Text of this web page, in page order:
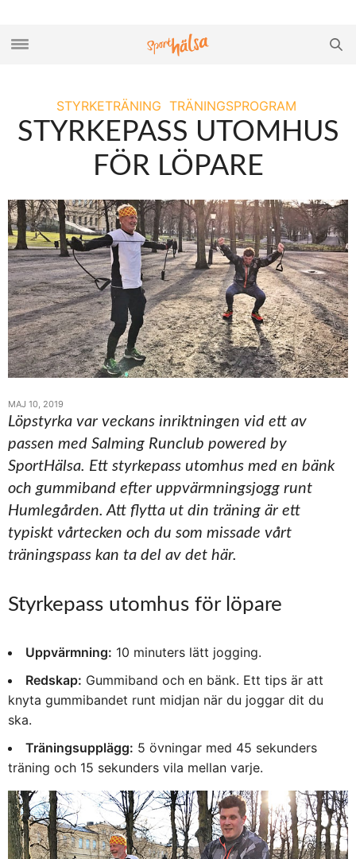
STYRKETRÄNING TRÄNINGSPROGRAM
STYRKEPASS UTOMHUS
FÖR LÖPARE
MAJ 10, 2019
Löpstyrka var veckans inriktningen vid ett av
passen med Salming Runclub powered by
SportHälsa. Ett styrkepass utomhus med en bänk
och gummiband efter uppvärmningsjogg runt
Humlegården. Att flytta ut din träning är ett
typiskt vårtecken och du som missade vårt
träningspass kan ta del av det här.
Styrkepass utomhus för löpare
Uppvärmning: 10 minuters lätt jogging.
Redskap: Gummiband och en bänk. Ett tips är att
knyta gummibandet runt midjan när du joggar dit du
ska.
Träningsupplägg: 5 övningar med 45 sekunders
träning och 15 sekunders vila mellan varje.